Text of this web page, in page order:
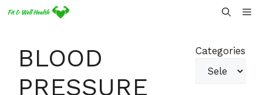
BLOOD
PRESSURE
Categories